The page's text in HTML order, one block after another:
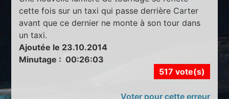
cette fois sur un taxi qui passe derrière Carter
avant que ce dernier ne monte à son tour dans
un taxi.
Ajoutée le 23.10.2014
Minutage : 00:26:03
517 vote(s)
Voter pour cette erreur